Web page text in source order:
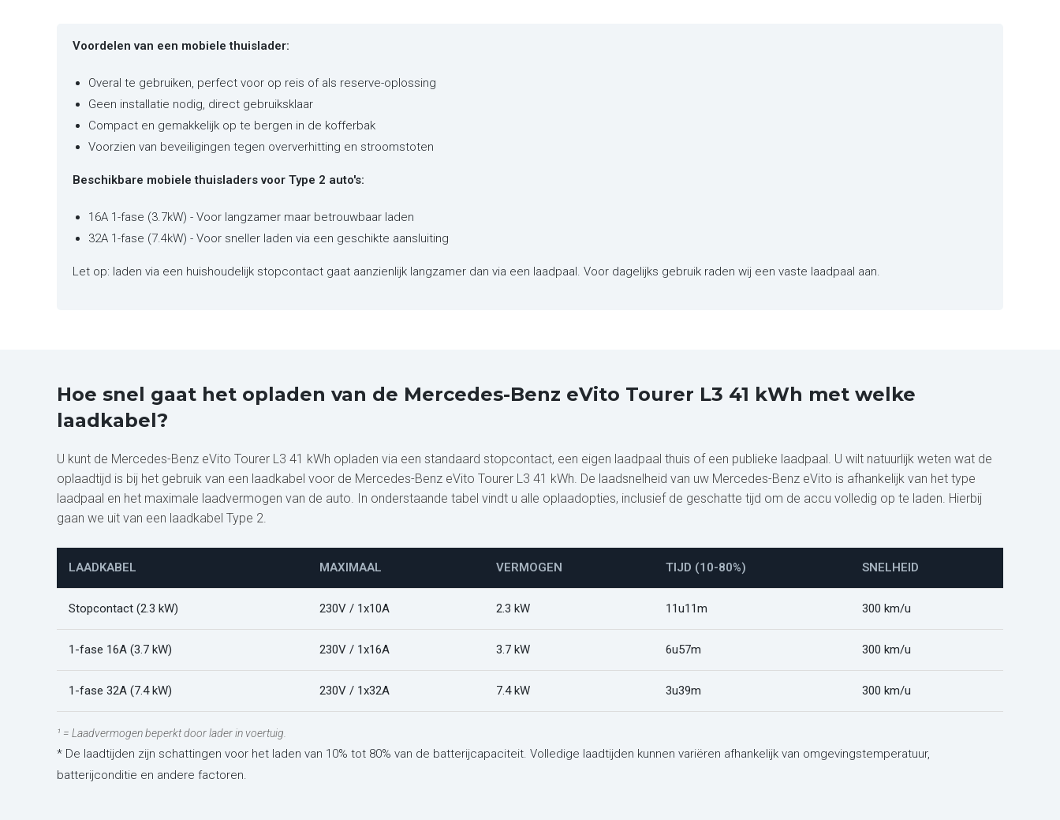
Voordelen van een mobiele thuislader:
Overal te gebruiken, perfect voor op reis of als reserve-oplossing
Geen installatie nodig, direct gebruiksklaar
Compact en gemakkelijk op te bergen in de kofferbak
Voorzien van beveiligingen tegen oververhitting en stroomstoten
Beschikbare mobiele thuisladers voor Type 2 auto's:
16A 1-fase (3.7kW) - Voor langzamer maar betrouwbaar laden
32A 1-fase (7.4kW) - Voor sneller laden via een geschikte aansluiting
Let op: laden via een huishoudelijk stopcontact gaat aanzienlijk langzamer dan via een laadpaal. Voor dagelijks gebruik raden wij een vaste laadpaal aan.
Hoe snel gaat het opladen van de Mercedes-Benz eVito Tourer L3 41 kWh met welke
laadkabel?
U kunt de Mercedes-Benz eVito Tourer L3 41 kWh opladen via een standaard stopcontact, een eigen laadpaal thuis of een publieke laadpaal. U wilt natuurlijk weten wat de
oplaadtijd is bij het gebruik van een laadkabel voor de Mercedes-Benz eVito Tourer L3 41 kWh. De laadsnelheid van uw Mercedes-Benz eVito is afhankelijk van het type
laadpaal en het maximale laadvermogen van de auto. In onderstaande tabel vindt u alle oplaadopties, inclusief de geschatte tijd om de accu volledig op te laden. Hierbij
gaan we uit van een laadkabel Type 2.
LAADKABEL MAXIMAAL VERMOGEN TIJD (10-80%) SNELHEID
Stopcontact (2.3 kW) 230V / 1x10A 2.3 kW 11u11m 300 km/u
1-fase 16A (3.7 kW) 230V / 1x16A 3.7 kW 6u57m 300 km/u
1-fase 32A (7.4 kW) 230V / 1x32A 7.4 kW 3u39m 300 km/u
¹ = Laadvermogen beperkt door lader in voertuig.
* De laadtijden zijn schattingen voor het laden van 10% tot 80% van de batterijcapaciteit. Volledige laadtijden kunnen variëren afhankelijk van omgevingstemperatuur,
batterijconditie en andere factoren.